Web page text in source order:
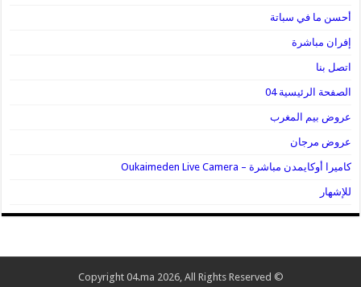
أحسن ما في سباتة
إفران مباشرة
اتصل بنا
الصفحة الرئيسية 04
عروض بيم المغرب
عروض مرجان
كاميرا أوكايمدن مباشرة – Oukaimeden Live Camera
للإشهار
© Copyright 04.ma 2026, All Rights Reserved